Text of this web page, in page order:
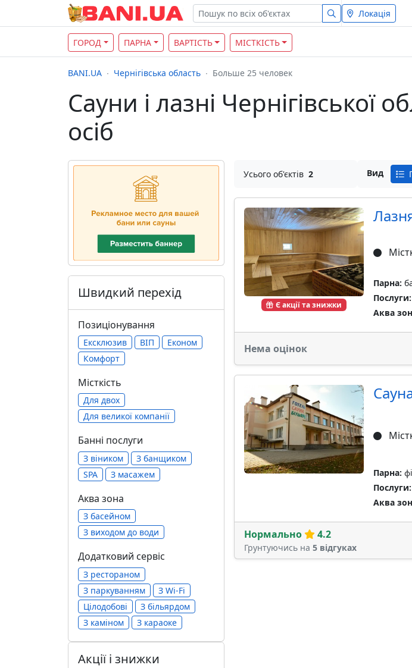
Локація
ГОРОД ПАРНА ВАРТІСТЬ МІСТКІСТЬ
BANI.UA Чернігівська область Больше 25 человек
Сауни і лазні Чернігівської
осіб
Усього об'єктів 2 Вид
Є акції та знижки
Парна:
Послуги:
Аква
Нема оцінок
Парна:
Послуги:
Аква
Нормально 4.2
Грунтуючись на 5 відгуках
Швидкий перехід
Позиціонування
Ексклюзив ВІП
Економ
Комфорт
Місткість
Для двох
Для великої компанії
Банні послуги
З віником
З банщиком
SPA
З масажем
Аква зона
З басейном
З виходом до води
Додатковий сервіс
З рестораном
З паркуванням
З Wi-Fi
Цілодобові
З більярдом
З каміном
З караоке
Акції і знижки